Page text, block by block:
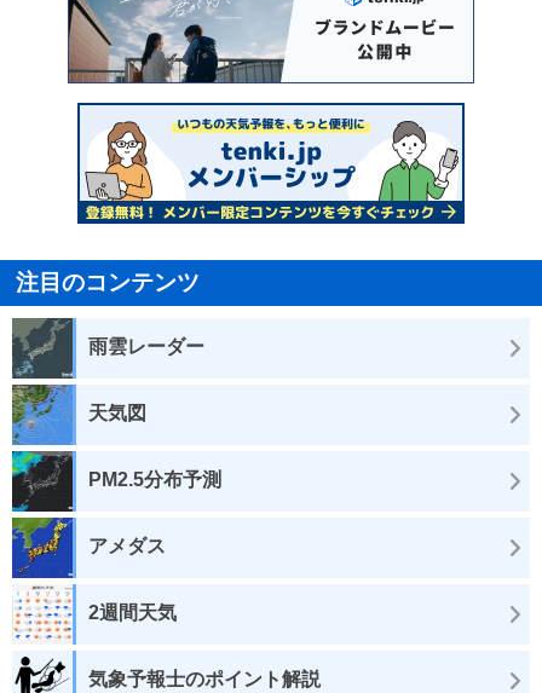
注目のコンテンツ
雨雲レーダー
天気図
PM2.5分布予測
アメダス
2週間天気
気象予報士のポイント解説